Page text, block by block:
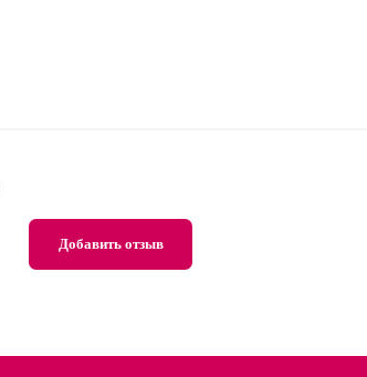
Добавить отзыв